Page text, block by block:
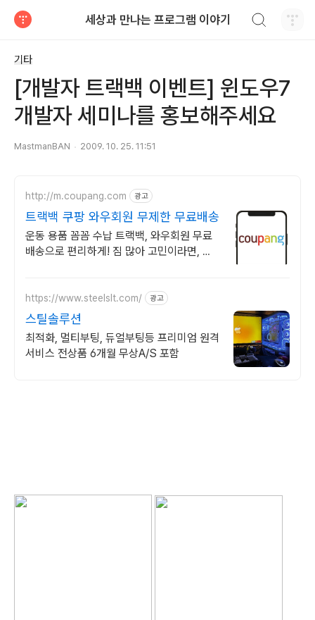
세상과 만나는 프로그램 이야기
기타
[개발자 트랙백 이벤트] 윈도우7
개발자 세미나를 홍보해주세요
MastmanBAN 2009. 10. 25. 11:51
http://m.coupang.com 광고
트랙백 쿠팡 와우회원 무제한 무료배송
운동 용품 꼼꼼 수납 트랙백, 와우회원 무료
배송으로 편리하게! 짐 많아 고민이라면, 스
https://www.steelslt.com/ 광고
스틸솔루션
최적화, 멀티부팅, 듀얼부팅등 프리미엄 원격
서비스 전상품 6개월 무상A/S 포함